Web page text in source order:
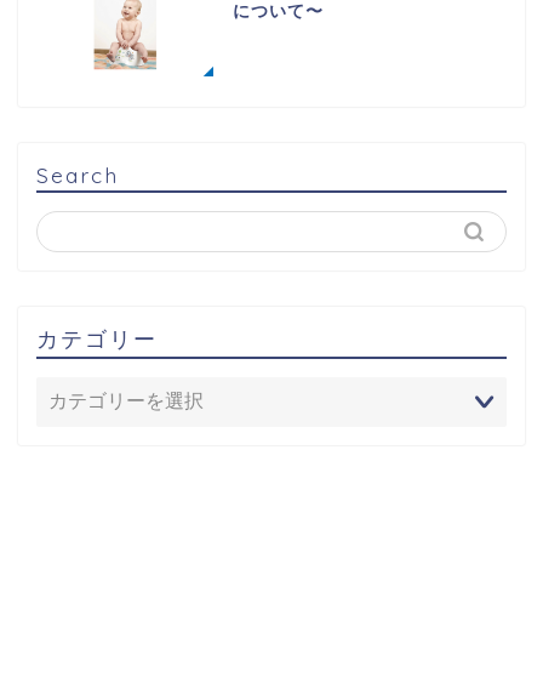
について〜
Search
カテゴリー